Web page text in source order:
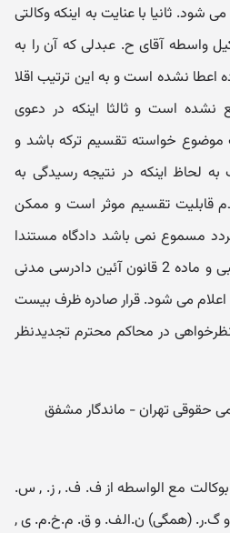
شود. ثانیا با عنایت به اینکه وکالتی
واسطه آقای ح. عبدلی که آن را به
اعطا نشده است و به این ترتیب اقلا
نشده است و ثالثا اینکه در دعوی
موضوع خواسته تقسیم ترکه باشد و
لحاظ اینکه در نتیجه رسیدگی به
قابلیت تقسیم موثر است و ممکن
مسموع نمی باشد دادگاه مستندا
به ماده 304 قانون امور حسبی و ماده 2 قانون آئین دادرسی مدنی
اعلام می شود. قرار صادره ظرف بیست
در محاکم محترم تجدیدنظر
مع الواسطه از ف. ف. , ز. , س.
(همگی) ن.الف. و ق. م.خ.م. ی ,